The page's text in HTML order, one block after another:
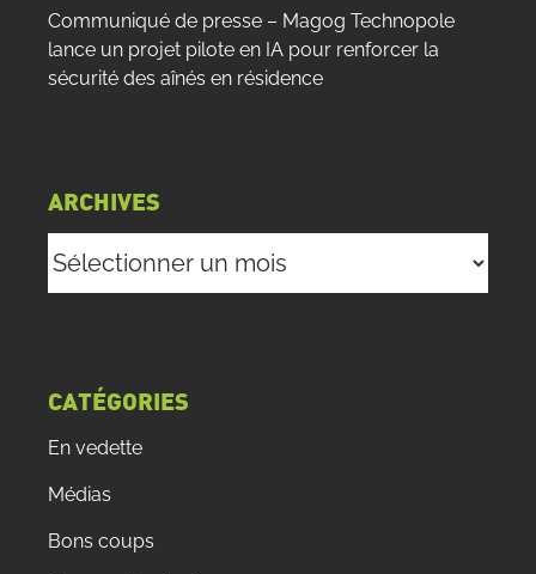
Communiqué de presse – Magog Technopole
lance un projet pilote en IA pour renforcer la
sécurité des aînés en résidence
ARCHIVES
CATÉGORIES
En vedette
Médias
Bons coups